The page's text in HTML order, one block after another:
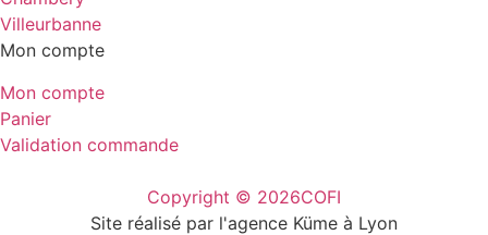
Villeurbanne
Mon compte
Mon compte
Panier
Validation commande
Copyright © 2026COFI
Site réalisé par l'agence Küme à Lyon